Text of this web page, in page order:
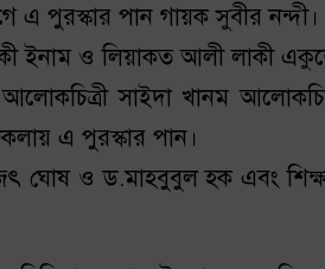
এ পুরস্কার পান গায়ক সুবীর নন্দী।
ইনাম ও লিয়াকত আলী লাকী
সাইদা খানম
এ পুরস্কার পান।
ঘোষ ও ড.মাহবুবুল হক এবং